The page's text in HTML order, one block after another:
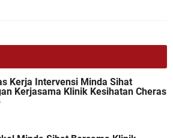
Kerja Intervensi Minda Sihat
Kerjasama Klinik Kesihatan Cheras